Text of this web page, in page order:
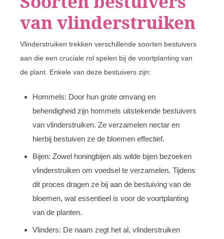
van vlinderstruiken
Vlinderstruiken trekken verschillende soorten bestuivers
aan die een cruciale rol spelen bij de voortplanting van
de plant. Enkele van deze bestuivers zijn:
Hommels: Door hun grote omvang en
behendigheid zijn hommels uitstekende bestuivers
van vlinderstruiken. Ze verzamelen nectar en
hierbij bestuiven ze de bloemen effectief.
Bijen: Zowel honingbijen als wilde bijen bezoeken
vlinderstruiken om voedsel te verzamelen. Tijdens
dit proces dragen ze bij aan de bestuiving van de
bloemen, wat essentieel is voor de voortplanting
van de planten.
Vlinders: De naam zegt het al, vlinderstruiken